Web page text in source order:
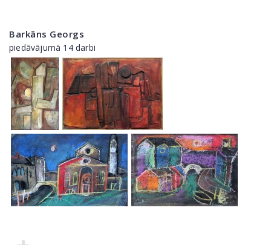
Barkāns Georgs
piedāvājumā 14 darbi